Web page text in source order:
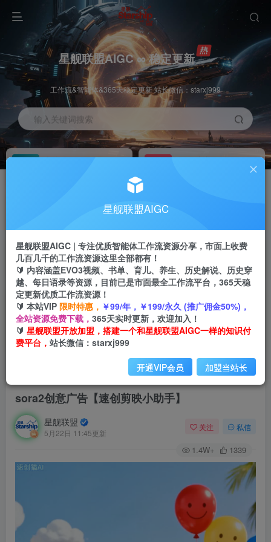
星舰联盟AIGC ∞ 稳定更新
工作流&智能体&365天稳定更新 站长微信：starxj999
输入关键词搜索
加入会员 工作流主页
每周免费工作流体验
站长招募
推荐
项目周期预估10年
sora2创意广告【速创剪映小助手】
星舰联盟
5月22日 11:45更新
关注 私信
1.4W+ 1339
视
播
放
星舰联盟AIGC
星舰联盟AIGC | 专注优质智能体工作流资源分享，市面上收费
几百几千的工作流资源这里全部都有！
🔰 内容涵盖EVO3视频、书单、育儿、养生、历史解说、历史穿
越、每日语录等资源，目前已是市面最全工作流平台，365天稳
定更新优质工作流资源！
🔰 本站VIP 限时特惠， ￥99/年，￥199/永久 (推广佣金50%)，
全站资源免费下载， 365天实时更新，欢迎加入！
🔰 星舰联盟开放加盟，搭建一个和星舰联盟AIGC一样的知识付
费平台， 站长微信：starxj999
开通VIP会员 加盟当站长